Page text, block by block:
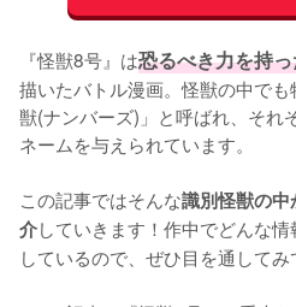
『怪獣8号』は恐るべき力を持
描いたバトル漫画。怪獣の中で
獣(ナンバーズ)」と呼ばれ、そ
ネームを与えられています。
この記事ではそんな識別怪獣の
介していきます！作中でどんな
しているので、ぜひ目を通してみ